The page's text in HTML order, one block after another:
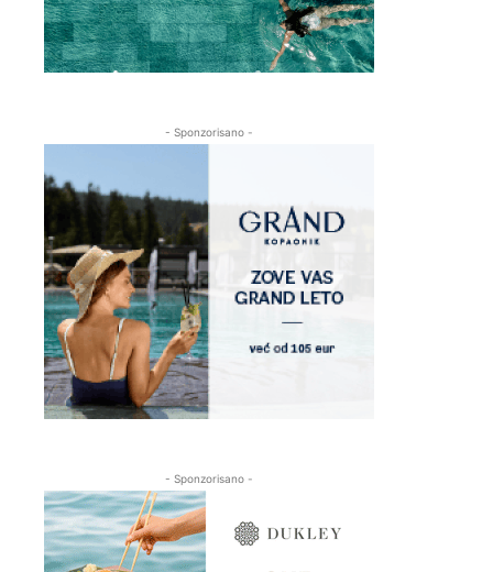
- Sponzorisano -
- Sponzorisano -